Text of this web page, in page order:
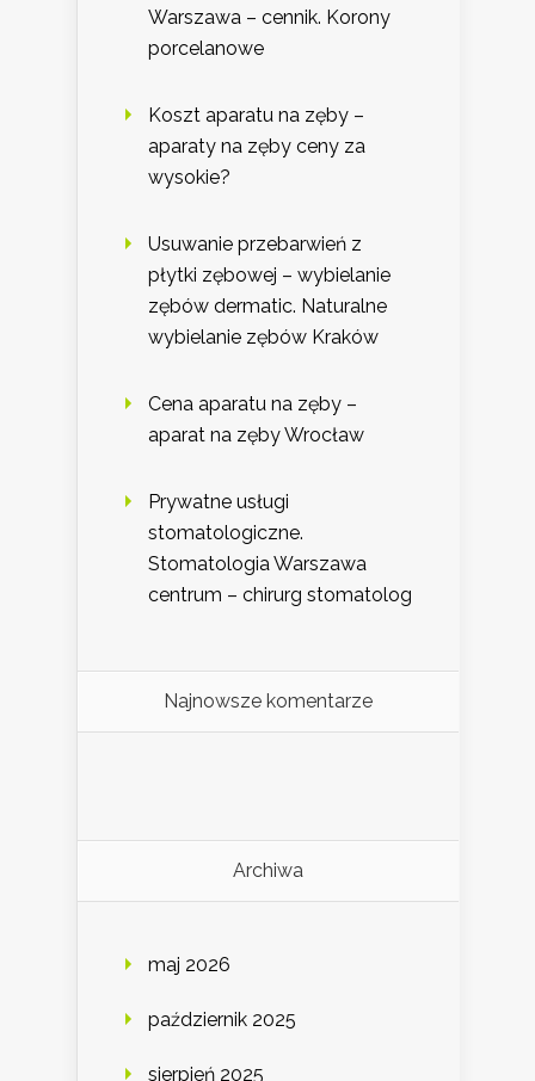
Warszawa – cennik. Korony
porcelanowe
Koszt aparatu na zęby –
aparaty na zęby ceny za
wysokie?
Usuwanie przebarwień z
płytki zębowej – wybielanie
zębów dermatic. Naturalne
wybielanie zębów Kraków
Cena aparatu na zęby –
aparat na zęby Wrocław
Prywatne usługi
stomatologiczne.
Stomatologia Warszawa
centrum – chirurg stomatolog
Najnowsze komentarze
Archiwa
maj 2026
październik 2025
sierpień 2025